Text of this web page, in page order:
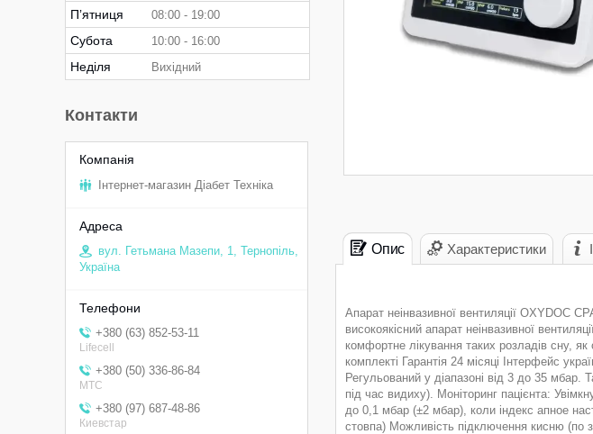
Опис Характеристики
Апарат неінвазивної вентиляції OXYDOC
високоякісний апарат неінвазивної
комфортне лікування таких розладів сну,
комплекті Гарантія 24 місяці Інтерфейс
Регульований у діапазоні від 3 до 35
під час видиху). Моніторинг пацієнта:
до 0,1 мбар (±2 мбар), коли індекс апное
стовпа) Можливість підключення
Пʼятниця 08:00 19:00
Субота 10:00 16:00
Неділя Вихідний
Контакти
Інтернет-магазин Діабет Техніка
вул. Гетьмана Мазепи, 1, Тернопіль,
Україна
+380 (63) 852-53-11
Lifecell
+380 (50) 336-86-84
МТС
+380 (97) 687-48-86
Киевстар